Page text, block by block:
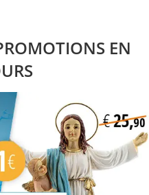
EN